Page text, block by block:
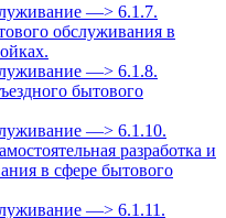
—> 6.1.7.
обслуживания в
—> 6.1.8.
бытового
—> 6.1.10.
разработка и
в сфере бытового
—> 6.1.11.